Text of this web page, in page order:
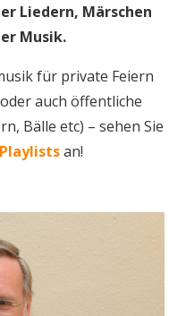
Liedern, Märschen
Musik.
für private Feiern
auch öffentliche
Bälle etc) – sehen Sie
Playlistsan!